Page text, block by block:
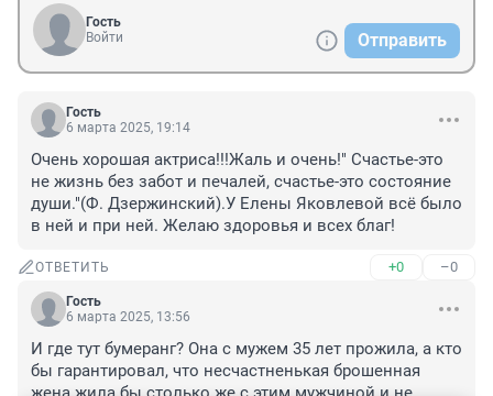
Гость
Войти
Отправить
Гость
6 марта 2025, 19:14
Очень хорошая актриса!!!Жаль и очень!" Счастье-это
не жизнь без забот и печалей, счастье-это состояние
души."(Ф. Дзержинский).У Елены Яковлевой всё было
в ней и при ней. Желаю здоровья и всех благ!
ОТВЕТИТЬ +0 –0
Гость
6 марта 2025, 13:56
И где тут бумеранг? Она с мужем 35 лет прожила, а кто
бы гарантировал, что несчастненькая брошенная